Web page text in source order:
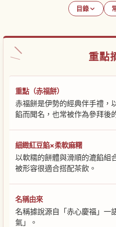
目錄
重點
重點（赤福餅）
赤福餅是伊勢的經典伴手禮，
餡而聞名，也常被作為參拜後
細緻紅豆餡×柔軟麻糬
以軟糯的餅體與滑順的漉餡組
被形容很適合搭配茶飲。
名稱由來
名稱據說源自「赤心慶福」一
氣」。